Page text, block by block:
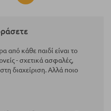
τη
στιγμή
τη
από κάθε παιδί είναι το
- σχετικά ασφαλές,
διαχείριση. Αλλά ποιο